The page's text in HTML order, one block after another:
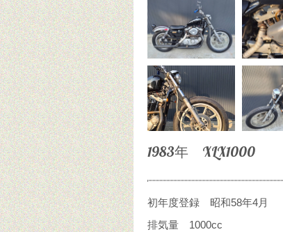
1983年 XLX1000
初年度登録 昭和58年4月
排気量 1000cc